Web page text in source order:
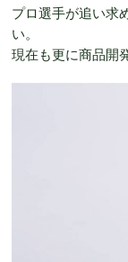
プロ選手が追い求
い。
現在も更に商品開